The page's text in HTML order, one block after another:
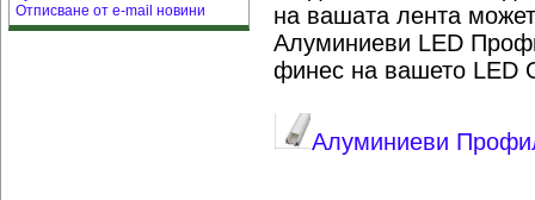
Отписване от e-mail новини
на вашата лента
Алуминиеви LED
финес на вашето LED
Алуминиеви